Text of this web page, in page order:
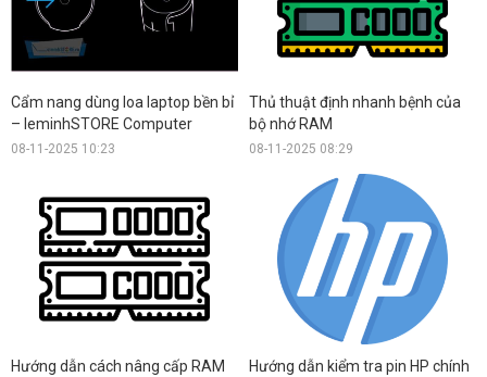
Cẩm nang dùng loa laptop bền bỉ
– leminhSTORE Computer
08-11-2025 10:23
Thủ thuật định nhanh bệnh của
bộ nhớ RAM
08-11-2025 08:29
Hướng dẫn cách nâng cấp RAM
Hướng dẫn kiểm tra pin HP chính